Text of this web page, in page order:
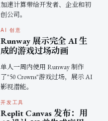
加速计算带给开发者、企业和初
创公司。
AI 创意
Runway 展示完全 AI 生
成的游戏过场动画
单人一周内使用 Runway 制作
了"50 Crowns"游戏过场，展示 AI
影视潜能。
开发工具
Replit Canvas 发布：用